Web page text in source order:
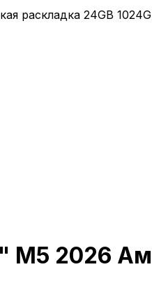
раскладка 24GB
M5 2026